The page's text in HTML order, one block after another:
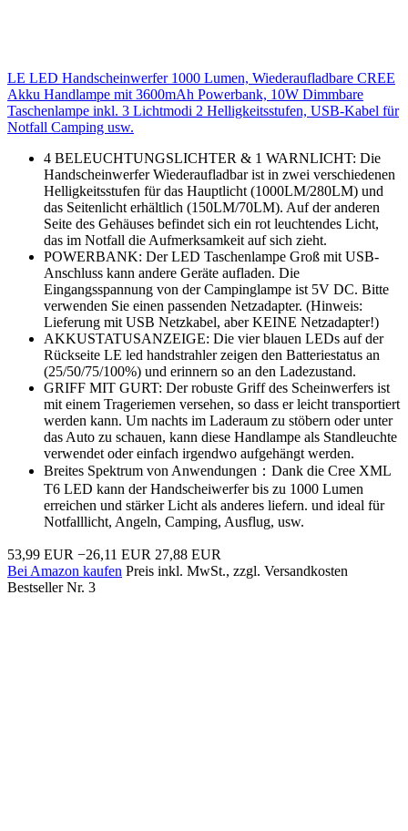
LE LED Handscheinwerfer 1000 Lumen, Wiederaufladbare CREE
Akku Handlampe mit 3600mAh Powerbank, 10W Dimmbare
Taschenlampe inkl. 3 Lichtmodi 2 Helligkeitsstufen, USB-Kabel für
Notfall Camping usw.
4 BELEUCHTUNGSLICHTER & 1 WARNLICHT: Die
Handscheinwerfer Wiederaufladbar ist in zwei verschiedenen
Helligkeitsstufen für das Hauptlicht (1000LM/280LM) und
das Seitenlicht erhältlich (150LM/70LM). Auf der anderen
Seite des Gehäuses befindet sich ein rot leuchtendes Licht,
das im Notfall die Aufmerksamkeit auf sich zieht.
POWERBANK: Der LED Taschenlampe Groß mit USB-
Anschluss kann andere Geräte aufladen. Die
Eingangsspannung von der Campinglampe ist 5V DC. Bitte
verwenden Sie einen passenden Netzadapter. (Hinweis:
Lieferung mit USB Netzkabel, aber KEINE Netzadapter!)
AKKUSTATUSANZEIGE: Die vier blauen LEDs auf der
Rückseite LE led handstrahler zeigen den Batteriestatus an
(25/50/75/100%) und erinnern so an den Ladezustand.
GRIFF MIT GURT: Der robuste Griff des Scheinwerfers ist
mit einem Trageriemen versehen, so dass er leicht transportiert
werden kann. Um nachts im Laderaum zu stöbern oder unter
das Auto zu schauen, kann diese Handlampe als Standleuchte
verwendet oder einfach irgendwo aufgehängt werden.
Breites Spektrum von Anwendungen：Dank die Cree XML
T6 LED kann der Handscheiwerfer bis zu 1000 Lumen
erreichen und stärker Licht als anderes liefern. und ideal für
Notfalllicht, Angeln, Camping, Ausflug, usw.
53,99 EUR −26,11 EUR 27,88 EUR
Bei Amazon kaufen Preis inkl. MwSt., zzgl. Versandkosten
Bestseller Nr. 3